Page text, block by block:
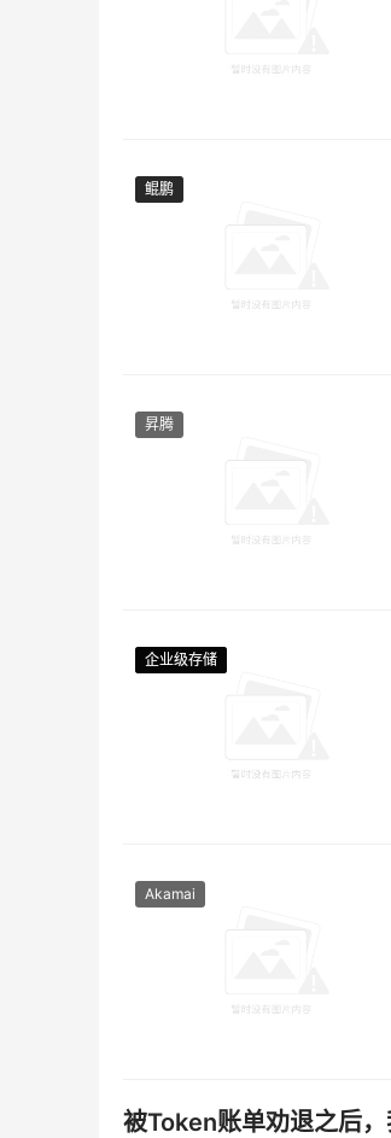
鲲鹏
鲲鹏
昇腾
企业级存储
企业级存储
企业级存储
企业级存储
Akamai
被Token账单劝退之后